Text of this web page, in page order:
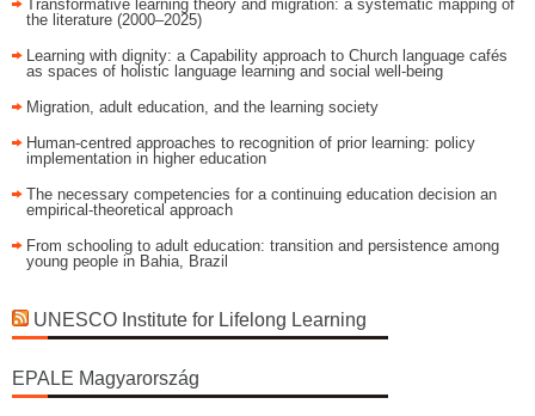
Transformative learning theory and migration: a systematic mapping of
the literature (2000–2025)
Learning with dignity: a Capability approach to Church language cafés
as spaces of holistic language learning and social well-being
Migration, adult education, and the learning society
Human-centred approaches to recognition of prior learning: policy
implementation in higher education
The necessary competencies for a continuing education decision an
empirical-theoretical approach
From schooling to adult education: transition and persistence among
young people in Bahia, Brazil
UNESCO Institute for Lifelong Learning
EPALE Magyarország